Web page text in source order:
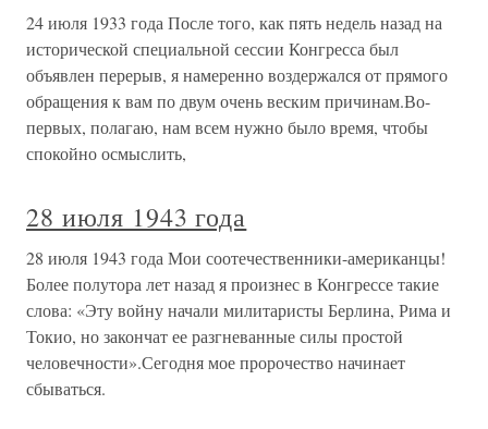
24 июля 1933 года После того, как пять недель назад на
исторической специальной сессии Конгресса был
объявлен перерыв, я намеренно воздержался от прямого
обращения к вам по двум очень веским причинам.Во-
первых, полагаю, нам всем нужно было время, чтобы
спокойно осмыслить,
28 июля 1943 года
28 июля 1943 года Мои соотечественники-американцы!
Более полутора лет назад я произнес в Конгрессе такие
слова: «Эту войну начали милитаристы Берлина, Рима и
Токио, но закончат ее разгневанные силы простой
человечности».Сегодня мое пророчество начинает
сбываться.